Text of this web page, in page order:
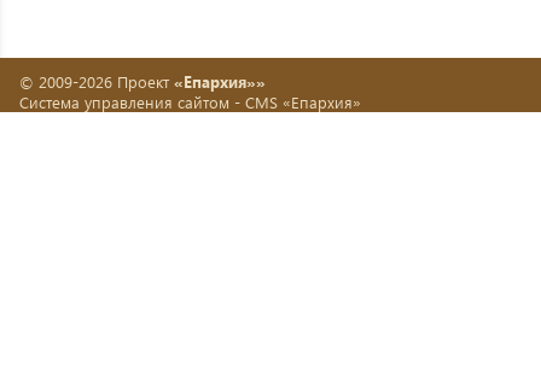
© 2009-2026 Проект «Епархия»»
Система управления сайтом - CMS «Епархия»